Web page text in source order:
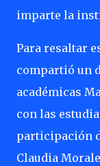
imparte la
Para resaltar
compartió un
académicas
con las
participación
Claudia